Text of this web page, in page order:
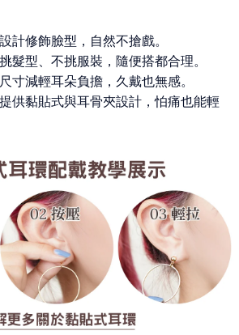
計修飾臉型，自然不搶戲。
髮型、不挑服裝，隨便搭都合理。
寸減輕耳朵負擔，久戴也無感。
提供黏貼式與耳骨夾設計，怕痛也能輕